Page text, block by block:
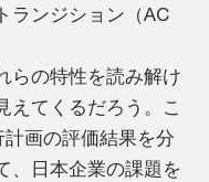
ランジション（AC
らの特性を読み解け
えてくるだろう。こ
画の評価結果を分
、日本企業の課題を